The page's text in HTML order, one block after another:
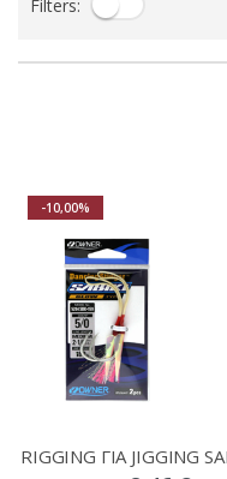
Filters:
-10,00%